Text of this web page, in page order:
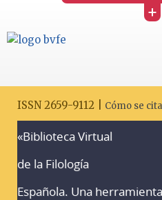
+
ISSN 2659-9112 | Cómo se
«Biblioteca Virtual
de la Filología
Española. Una